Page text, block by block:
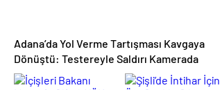
Adana’da Yol Verme Tartışması Kavgaya
Dönüştü: Testereyle Saldırı Kamerada